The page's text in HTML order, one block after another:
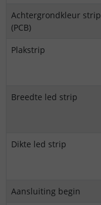
Achtergrondkleur strip
(PCB)
Plakstrip
Breedte led strip
Dikte led strip
Aansluiting begin